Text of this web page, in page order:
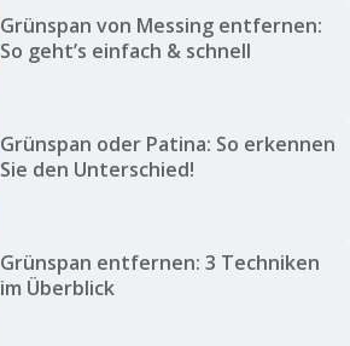
Grünspan von Messing entfernen:
So geht’s einfach & schnell
Grünspan oder Patina: So erkennen
Sie den Unterschied!
Grünspan entfernen: 3 Techniken
im Überblick